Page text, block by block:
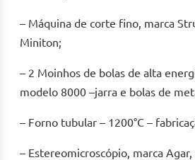
– Máquina de corte fino, marca
Miniton;
– 2 Moinhos de bolas de alta
modelo 8000 –jarra e bolas de
– Forno tubular – 1200°C –
– Estereomicroscópio, marca